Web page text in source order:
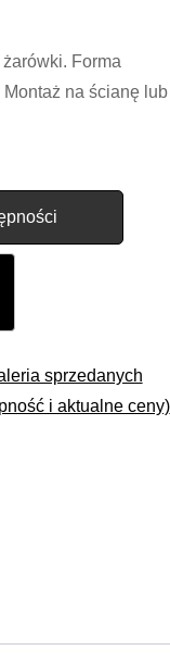
Forma
na ścianę lub
sprzedanych
i aktualne ceny)